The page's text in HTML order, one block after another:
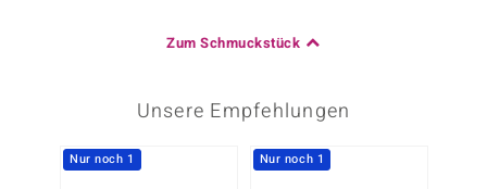
Zum Schmuckstück
Unsere Empfehlungen
Nur noch 1 Nur noch 1